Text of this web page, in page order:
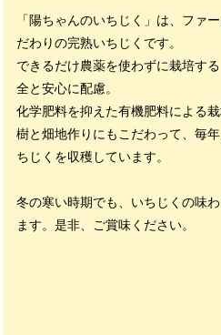
「陽ちゃんのいちじく」は、ファ
だわりの完熟いちじくです。
できるだけ農薬を使わずに栽培す
全と安心に配慮。
化学肥料を抑えた有機肥料による
樹と畑地作りにもこだわって、毎
ちじくを収穫しています。
冬の寒い時期でも、いちじくの味
ます。是非、ご賞味ください。